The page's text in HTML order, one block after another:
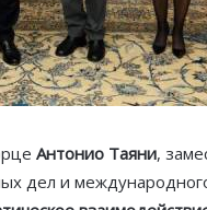
Антонио Таяни,
дел и